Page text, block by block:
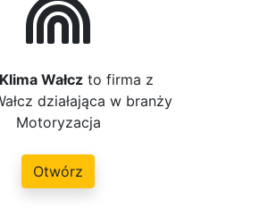
Wałcz to firma z
działająca w branży
Motoryzacja
Otwórz